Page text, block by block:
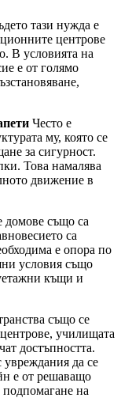
тази нужда е
центрове
В условията на
е от голямо
Често е
му, която се
за сигурност.
Това намалява
движение в
домове също са
са
е опора по
условия също
къщи и
също се
училищата
достъпността.
увреждания да се
е от решаващо
на